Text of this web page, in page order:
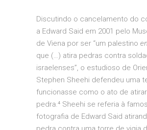
Discutindo o cancelamento do
a Edward Said em 2001 pelo
de Viena por ser “um palestino
que (…) atira pedras contra
israelenses”, o estudioso de
Stephen Sheehi defendeu uma
funcionasse como o ato de
pedra.⁴ Sheehi se referia à
fotografia de Edward Said